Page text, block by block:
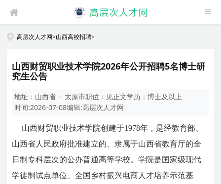
高层次人才网>山西高校招聘>
山西财贸职业技术学院2026年公开招聘5名博士研
究生公告
地址： 山西省 -- 太原市职位： 见正文学历：博士及以上
时间:2026-07-08编辑:高层次人才网
山西财贸职业技术学院创建于1978年，是经教育部、
山西省人民政府批准建立的、隶属于山西省教育厅的全
日制专科层次的公办普通高等学校。学院是国家级现代
学徒制试点单位、全国乡村振兴电商人才培养示范基